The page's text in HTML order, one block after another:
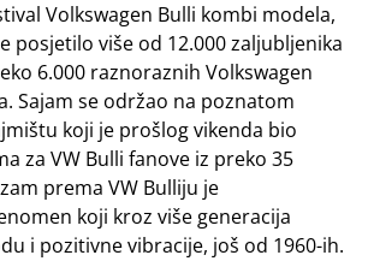
Volkswagen Bulli kombi modela,
posjetilo više od 12.000 zaljubljenika
6.000 raznoraznih Volkswagen
Sajam se održao na poznatom
koji je prošlog vikenda bio
za VW Bulli fanove iz preko 35
prema VW Bulliju je
koji kroz više generacija
i pozitivne vibracije, još od 1960-ih.